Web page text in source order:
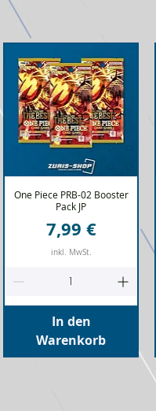
Schnellansicht
One Piece PRB-02 Booster
Pack JP
Preis
7,99 €
inkl. MwSt.
In den
Warenkorb